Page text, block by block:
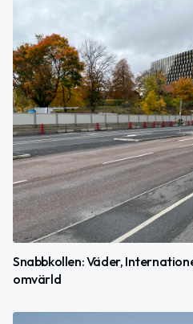
Snabbkollen: Väder,
omvärld